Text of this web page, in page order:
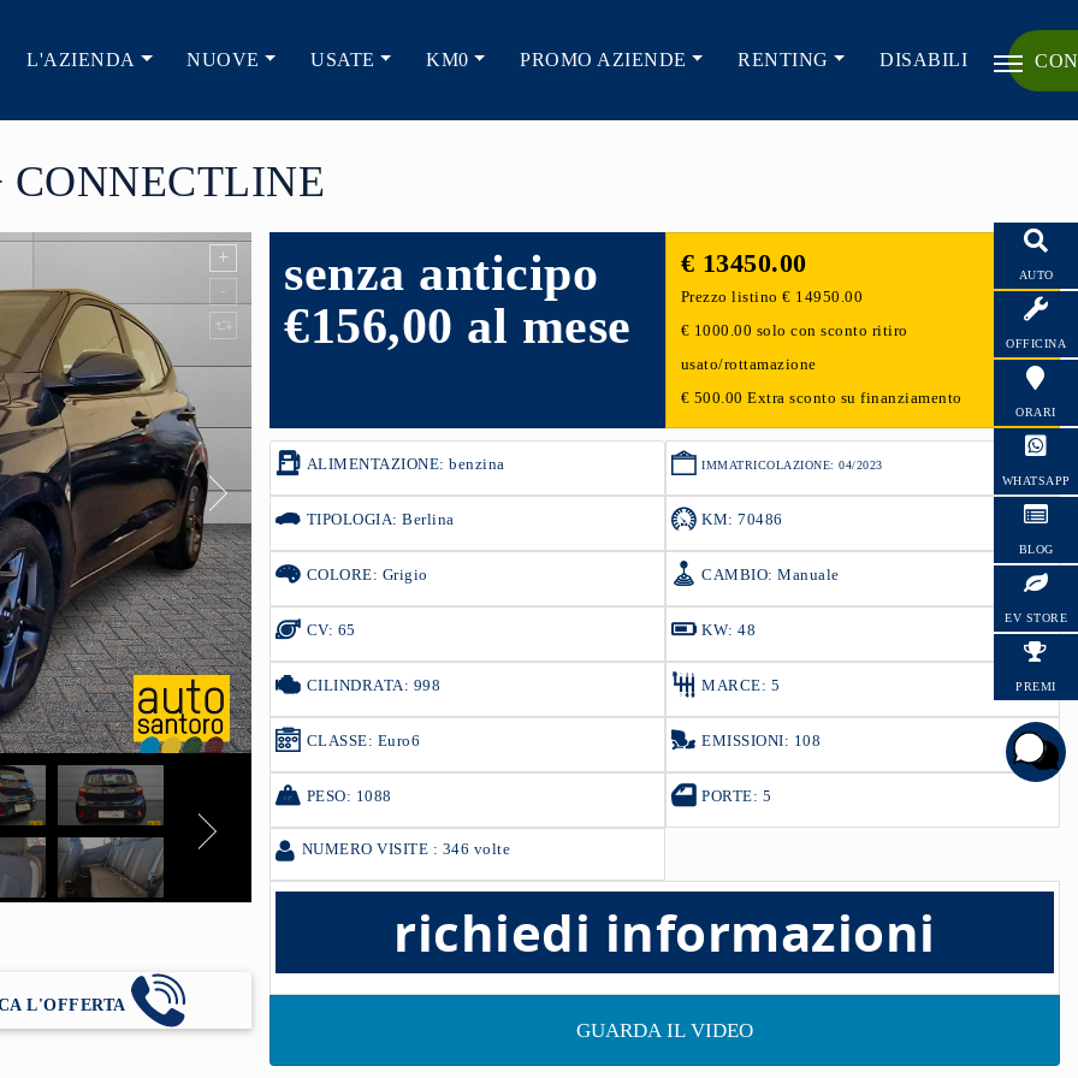
L'AZIENDA NUOVE USATE KM0 PROMO AZIENDE RENTING DISABILI
AUTO
OFFICINA
ORARI
WHATSAPP
BLOG
HYUNDAI
EV STORE
PREMI
L'OFFERTA
senza anticipo
€156,00 al mese
€ 13450.00
Prezzo listino € 14950.00
€ 1000.00 solo con sconto ritiro
usato/rottamazione
€ 500.00 Extra sconto su finanziamento
ALIMENTAZIONE: benzina IMMATRICOLAZIONE: 04/2023
TIPOLOGIA: Berlina KM: 70486
COLORE: Grigio CAMBIO: Manuale
CV: 65 KW: 48
CILINDRATA: 998 MARCE: 5
CLASSE: Euro6 EMISSIONI: 108
PESO: 1088 PORTE: 5
NUMERO VISITE : 346 volte
richiedi informazioni
GUARDA IL VIDEO